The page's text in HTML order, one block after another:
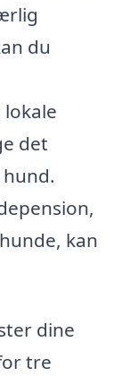
du
det
kan
dine
tre